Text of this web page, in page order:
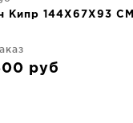
Кипр 144X67X93 CM
руб